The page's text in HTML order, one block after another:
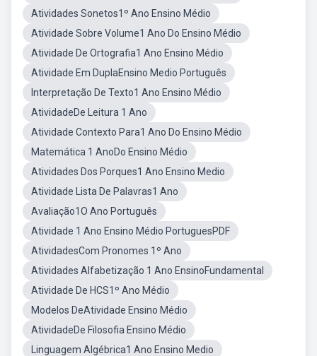
Atividades Sonetos1º Ano Ensino Médio
Atividade Sobre Volume1 Ano Do Ensino Médio
Atividade De Ortografia1 Ano Ensino Médio
Atividade Em DuplaEnsino Medio Português
Interpretação De Texto1 Ano Ensino Médio
AtividadeDe Leitura 1 Ano
Atividade Contexto Para1 Ano Do Ensino Médio
Matemática 1 AnoDo Ensino Médio
Atividades Dos Porques1 Ano Ensino Medio
Atividade Lista De Palavras1 Ano
Avaliação1O Ano Português
Atividade 1 Ano Ensino Médio PortuguesPDF
AtividadesCom Pronomes 1º Ano
Atividades Alfabetização 1 Ano EnsinoFundamental
Atividade De HCS1º Ano Médio
Modelos DeAtividade Ensino Médio
AtividadeDe Filosofia Ensino Médio
Linguagem Algébrica1 Ano Ensino Medio